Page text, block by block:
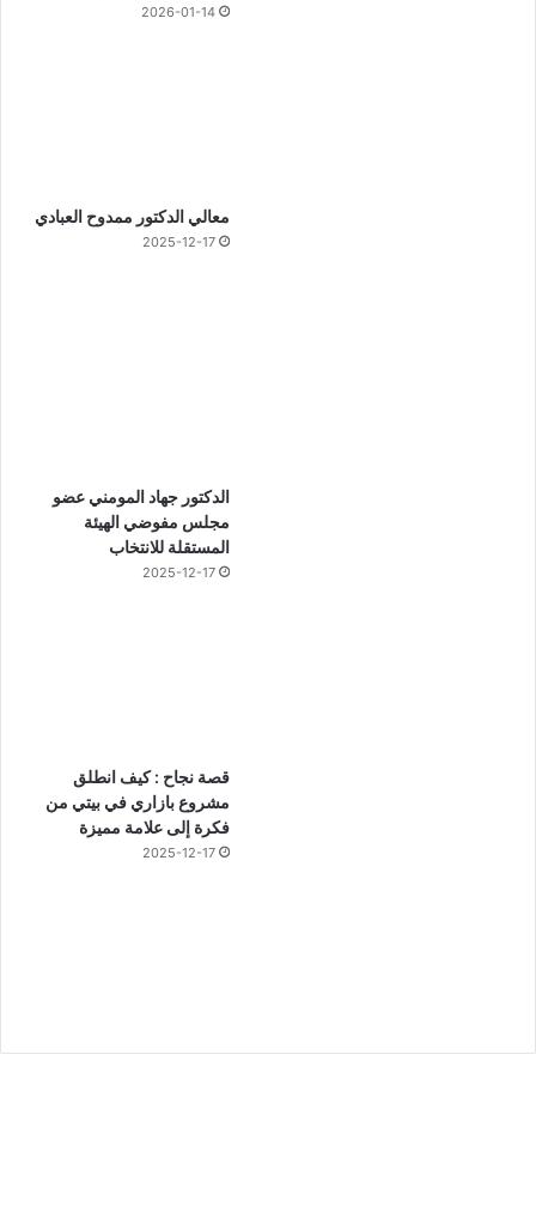
2026-01-14
معالي الدكتور ممدوح العبادي
2025-12-17
الدكتور جهاد المومني عضو
مجلس مفوضي الهيئة
المستقلة للانتخاب
2025-12-17
قصة نجاح : كيف انطلق
مشروع بازاري في بيتي من
فكرة إلى علامة مميزة
2025-12-17